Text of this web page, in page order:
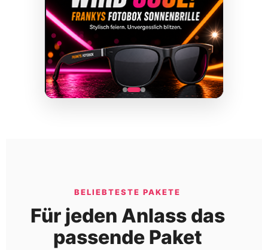
BELIEBTESTE PAKETE
Für jeden Anlass das
passende Paket